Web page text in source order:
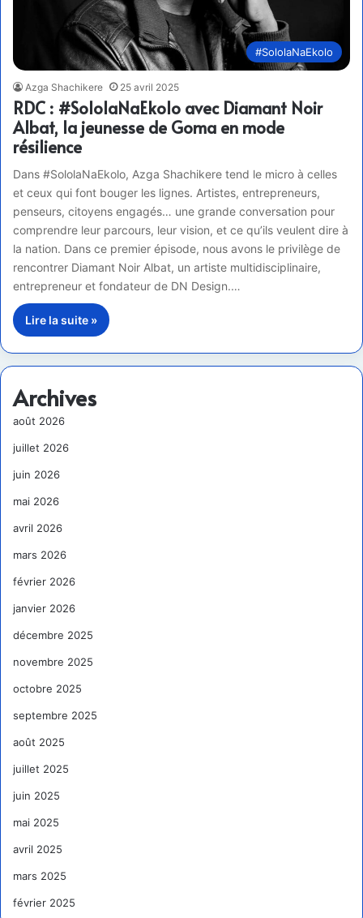
#SololaNaEkolo
Azga Shachikere 25 avril 2025
RDC : #SololaNaEkolo avec Diamant Noir
Albat, la jeunesse de Goma en mode
résilience
Dans #SololaNaEkolo, Azga Shachikere tend le micro à celles
et ceux qui font bouger les lignes. Artistes, entrepreneurs,
penseurs, citoyens engagés… une grande conversation pour
comprendre leur parcours, leur vision, et ce qu’ils veulent dire à
la nation. Dans ce premier épisode, nous avons le privilège de
rencontrer Diamant Noir Albat, un artiste multidisciplinaire,
entrepreneur et fondateur de DN Design.…
Lire la suite »
Archives
août 2026
juillet 2026
juin 2026
mai 2026
avril 2026
mars 2026
février 2026
janvier 2026
décembre 2025
novembre 2025
octobre 2025
septembre 2025
août 2025
juillet 2025
juin 2025
mai 2025
avril 2025
mars 2025
février 2025